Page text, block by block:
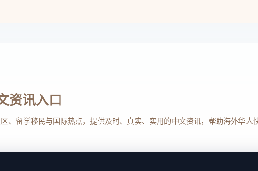
资讯入口
、留学移民与国际热点，提供及时、真实、实用的中文资讯，帮助海外华人
处理站务、投稿与权利通知